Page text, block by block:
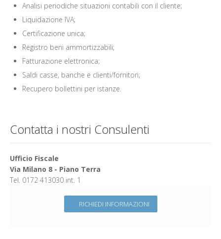
Analisi periodiche situazioni contabili con il cliente;
Liquidazione IVA;
Certificazione unica;
Registro beni ammortizzabili;
Fatturazione elettronica;
Saldi casse, banche e clienti/fornitori;
Recupero bollettini per istanze.
Contatta i nostri Consulenti
Ufficio Fiscale
Via Milano 8 - Piano Terra
Tel. 0172 413030 int. 1
RICHIEDI INFORMAZIONI